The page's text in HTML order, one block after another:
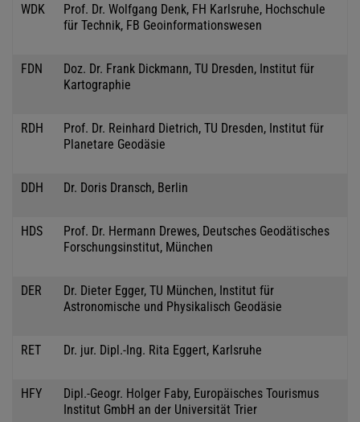
WDK
Prof. Dr. Wolfgang Denk, FH Karlsruhe, Hochschule
für Technik, FB Geoinformationswesen
FDN
Doz. Dr. Frank Dickmann, TU Dresden, Institut für
Kartographie
RDH
Prof. Dr. Reinhard Dietrich, TU Dresden, Institut für
Planetare Geodäsie
DDH Dr. Doris Dransch, Berlin
HDS
Prof. Dr. Hermann Drewes, Deutsches Geodätisches
Forschungsinstitut, München
DER
Dr. Dieter Egger, TU München, Institut für
Astronomische und Physikalisch Geodäsie
RET Dr. jur. Dipl.-Ing. Rita Eggert, Karlsruhe
HFY
Dipl.-Geogr. Holger Faby, Europäisches Tourismus
Institut GmbH an der Universität Trier